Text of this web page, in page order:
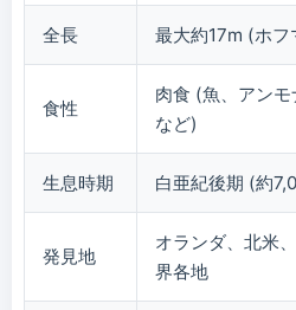
全長 最大約17m (ホフ
食性
肉食 (魚、アン
など)
生息時期 白亜紀後期 (約
発見地
オランダ、北米
界各地